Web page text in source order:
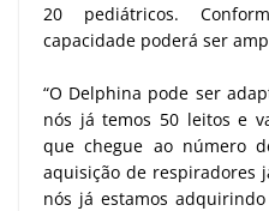
20 pediátricos.
capacidade poderá ser
“O Delphina pode ser
nós já temos 50 leitos e
que chegue ao número
aquisição de respiradores
nós já estamos